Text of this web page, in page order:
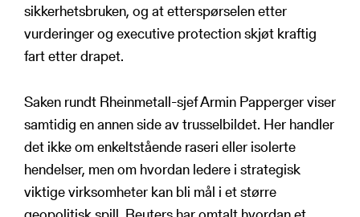
sikkerhetsbruken, og at etterspørselen etter
vurderinger og executive protection skjøt kraftig
fart etter drapet.
Saken rundt Rheinmetall-sjef Armin Papperger viser
samtidig en annen side av trusselbildet. Her handler
det ikke om enkeltstående raseri eller isolerte
hendelser, men om hvordan ledere i strategisk
viktige virksomheter kan bli mål i et større